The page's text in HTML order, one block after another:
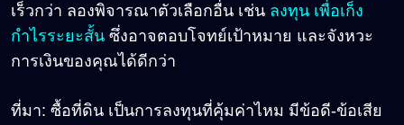
เร็วกว่า ลองพิจารณาตัวเลือกอื่น เช่น ลงทุน เพื่อเก็ง
กำไรระยะสั้น ซึ่งอาจตอบโจทย์เป้าหมาย และจังหวะ
การเงินของคุณได้ดีกว่า
ที่มา: ซื้อที่ดิน เป็นการลงทุนที่คุ้มค่าไหม มีข้อดี-ข้อเสีย